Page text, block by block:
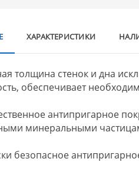
из
ХАРАКТЕРИСТИКИ
толщина стенок и дна
обеспечивает
антипригарное
минеральными
безопасное